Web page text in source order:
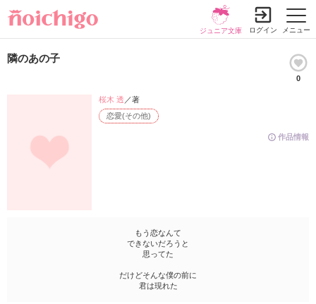
メニュー
ジュニア文庫 ログイン
隣のあの子
0
作品情報
恋愛(その他)
桜木 透 ／著
もう恋なんて
できないだろうと
思ってた
だけどそんな僕の前に
君は現れた